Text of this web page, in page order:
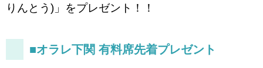
りんとう)」をプレゼント！！
■オラレ下関 有料席先着プレゼント